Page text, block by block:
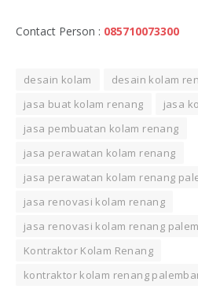
Contact Person : 085710073300
desain kolam
desain kolam
jasa buat kolam renang
jasa
jasa pembuatan kolam renang
jasa perawatan kolam renang
jasa perawatan kolam renang
jasa renovasi kolam renang
jasa renovasi kolam renang
Kontraktor Kolam Renang
kontraktor kolam renang